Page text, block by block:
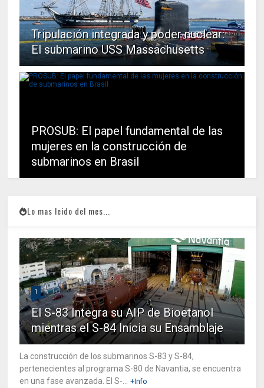
Tripulación integrada y poder nuclear:
El submarino USS Massachusetts
PROSUB: El papel fundamental de las
mujeres en la construcción de
submarinos en Brasil
Lo mas leido del mes...
1
El S-83 Integra su AIP de Bioetanol
mientras el S-84 Inicia su Ensamblaje
La construcción de los submarinos S-83 y S-84,
pertenecientes al programa S-80 de Navantia, se encuentra
en una fase avanzada. El S-... +Info